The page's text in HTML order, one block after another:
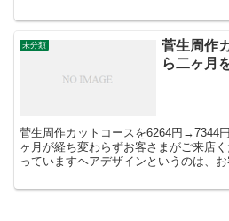
未分類
菅生周作
ら二ヶ月
菅生周作カットコースを6264円→7344
ヶ月が経ち変わらずお客さまがご来店
っていますヘアデザインというのは、